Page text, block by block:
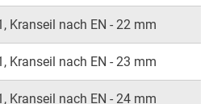
Kranseil nach EN - 22 mm
Kranseil nach EN - 23 mm
Kranseil nach EN - 24 mm